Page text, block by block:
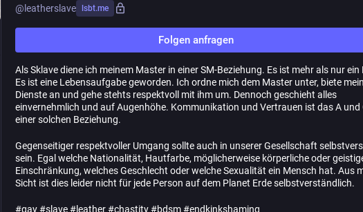
@ leatherslave lsbt.me
Folgen anfragen
Als Sklave diene ich meinem Master in einer SM-Beziehung. Es ist mehr als nur ein
Es ist eine Lebensaufgabe geworden. Ich ordne mich dem Master unter, biete
Dienste an und gehe stehts respektvoll mit ihm um. Dennoch geschieht alles
einvernehmlich und auf Augenhöhe. Kommunikation und Vertrauen ist das A und
einer solchen Beziehung.
Gegenseitiger respektvoller Umgang sollte auch in unserer Gesellschaft
sein. Egal welche Nationalität, Hautfarbe, möglicherweise körperliche oder
Einschränkung, welches Geschlecht oder welche Sexualität ein Mensch hat. Aus
Sicht ist dies leider nicht für jede Person auf dem Planet Erde selbstverständlich.
#gay#slave#leather#chastity#bdsm#endkinkshaming